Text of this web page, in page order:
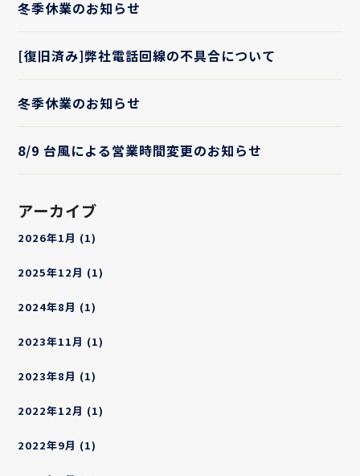
冬季休業のお知らせ
[復旧済み]弊社電話回線の不具合について
冬季休業のお知らせ
8/9 台風による営業時間変更のお知らせ
アーカイブ
2026年1月 (1)
2025年12月 (1)
2024年8月 (1)
2023年11月 (1)
2023年8月 (1)
2022年12月 (1)
2022年9月 (1)